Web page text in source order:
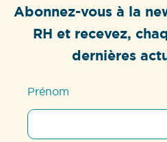
Abonnez-vous à la
RH et recevez,
dernières
Prénom